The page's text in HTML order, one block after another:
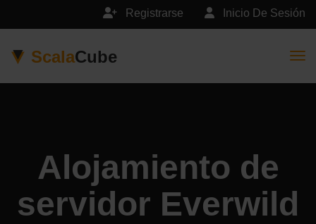
Inicio De Sesión
Registrarse
ScalaCube
Alojamiento de
servidor Everwild